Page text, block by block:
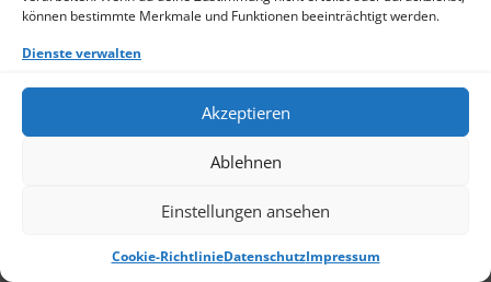
können bestimmte Merkmale und Funktionen beeinträchtigt werden.
Dienste verwalten
Akzeptieren
Ablehnen
Einstellungen ansehen
Cookie-RichtlinieDatenschutzImpressum
Lösungsanbieter sowie Anlagenbauer im Bereich
› Weiterlesen